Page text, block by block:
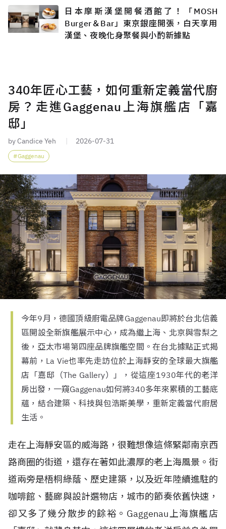
日本摩斯漢堡開餐酒館了！「MOSH
Burger＆Bar」東京銀座開張，白天享用
漢堡、夜晚化身聚餐與小酌新據點
340年匠心工藝，如何重新定義當代廚
房？走進Gaggenau上海旗艦店「嘉
邸」
by Candice Yeh 2026-07-31
Gaggenau
今年9月，德國頂級廚電品牌Gaggenau即將於台北信義
區開設全新旗艦展示中心，成為繼上海、北京與雪梨之
後，亞太市場第四座品牌旗艦空間。在台北據點正式揭
幕前，La Vie也率先走訪位於上海靜安的全球最大旗艦
店「嘉邸（The Gallery）」，從這座1930年代的老洋
房出發，一窺Gaggenau如何將340多年來累積的工藝底
蘊，結合建築、科技與包浩斯美學，重新定義當代廚居
生活。
走在上海靜安區的威海路，很難想像這條緊鄰南京西
路商圈的街道，還存在著如此濃厚的老上海風景。街
道兩旁是梧桐綠蔭、歷史建築，以及近年陸續進駐的
咖啡館、藝廊與設計選物店，城市的節奏依舊快速，
卻又多了幾分散步的餘裕。Gaggenau上海旗艦店